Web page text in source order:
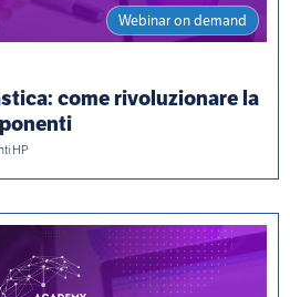
Webinar on demand
come rivoluzionare la
HP